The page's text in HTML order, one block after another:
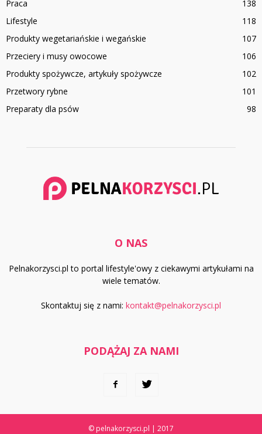
Praca
138
Lifestyle
118
Produkty wegetariańskie i wegańskie
107
Przeciery i musy owocowe
106
Produkty spożywcze, artykuły spożywcze
102
Przetwory rybne
101
Preparaty dla psów
98
O NAS
Pelnakorzysci.pl to portal lifestyle'owy z ciekawymi artykułami na
wiele tematów.
Skontaktuj się z nami: kontakt@pelnakorzysci.pl
PODĄŻAJ ZA NAMI
© pelnakorzysci.pl | 2017